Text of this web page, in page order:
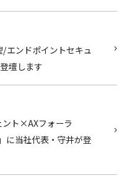
/エンドポイントセキュ
壇します
ント×AXフォーラ
に当社代表・守井が登